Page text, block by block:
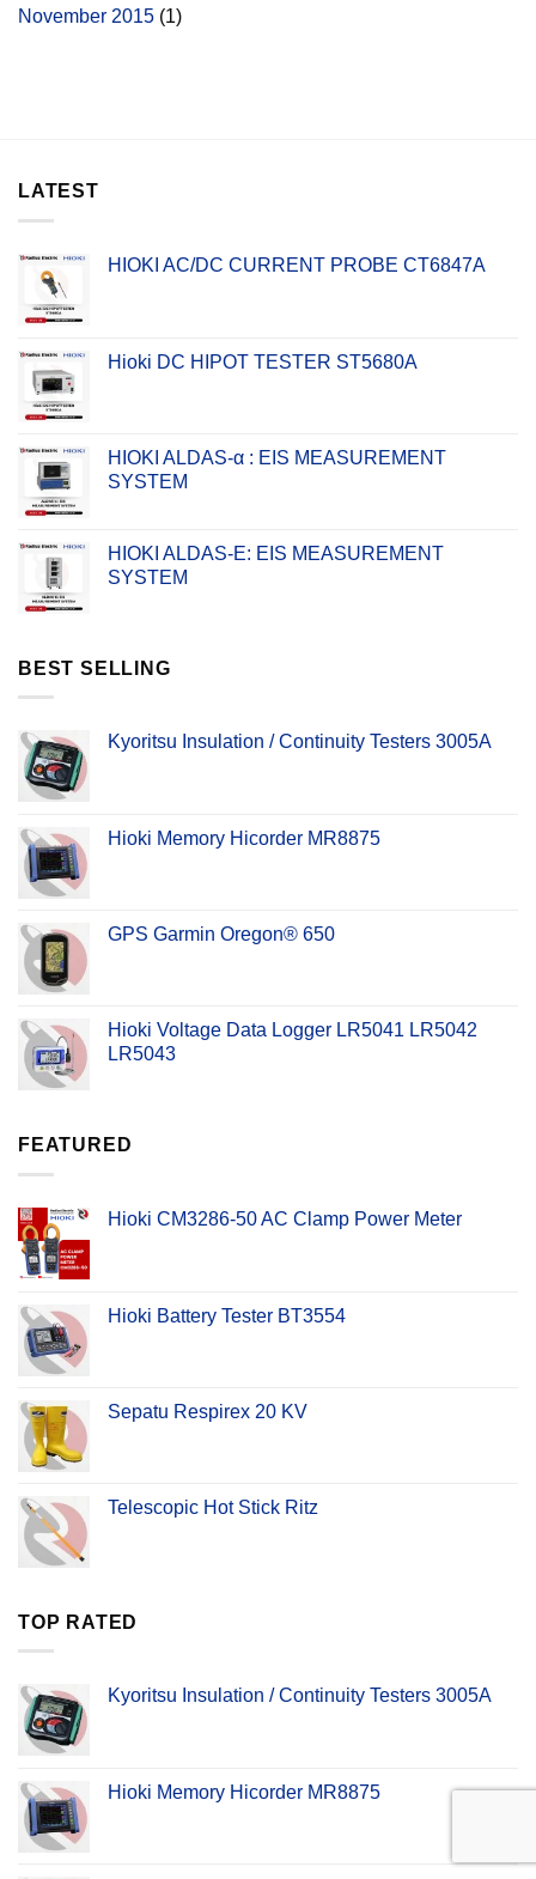
November 2015 (1)
LATEST
HIOKI AC/DC CURRENT PROBE CT6847A
Hioki DC HIPOT TESTER ST5680A
HIOKI ALDAS-α : EIS MEASUREMENT
SYSTEM
HIOKI ALDAS-E: EIS MEASUREMENT
SYSTEM
BEST SELLING
Kyoritsu Insulation / Continuity Testers 3005A
Hioki Memory Hicorder MR8875
GPS Garmin Oregon® 650
Hioki Voltage Data Logger LR5041 LR5042
LR5043
FEATURED
Hioki CM3286-50 AC Clamp Power Meter
Hioki Battery Tester BT3554
Sepatu Respirex 20 KV
Telescopic Hot Stick Ritz
TOP RATED
Kyoritsu Insulation / Continuity Testers 3005A
Hioki Memory Hicorder MR8875